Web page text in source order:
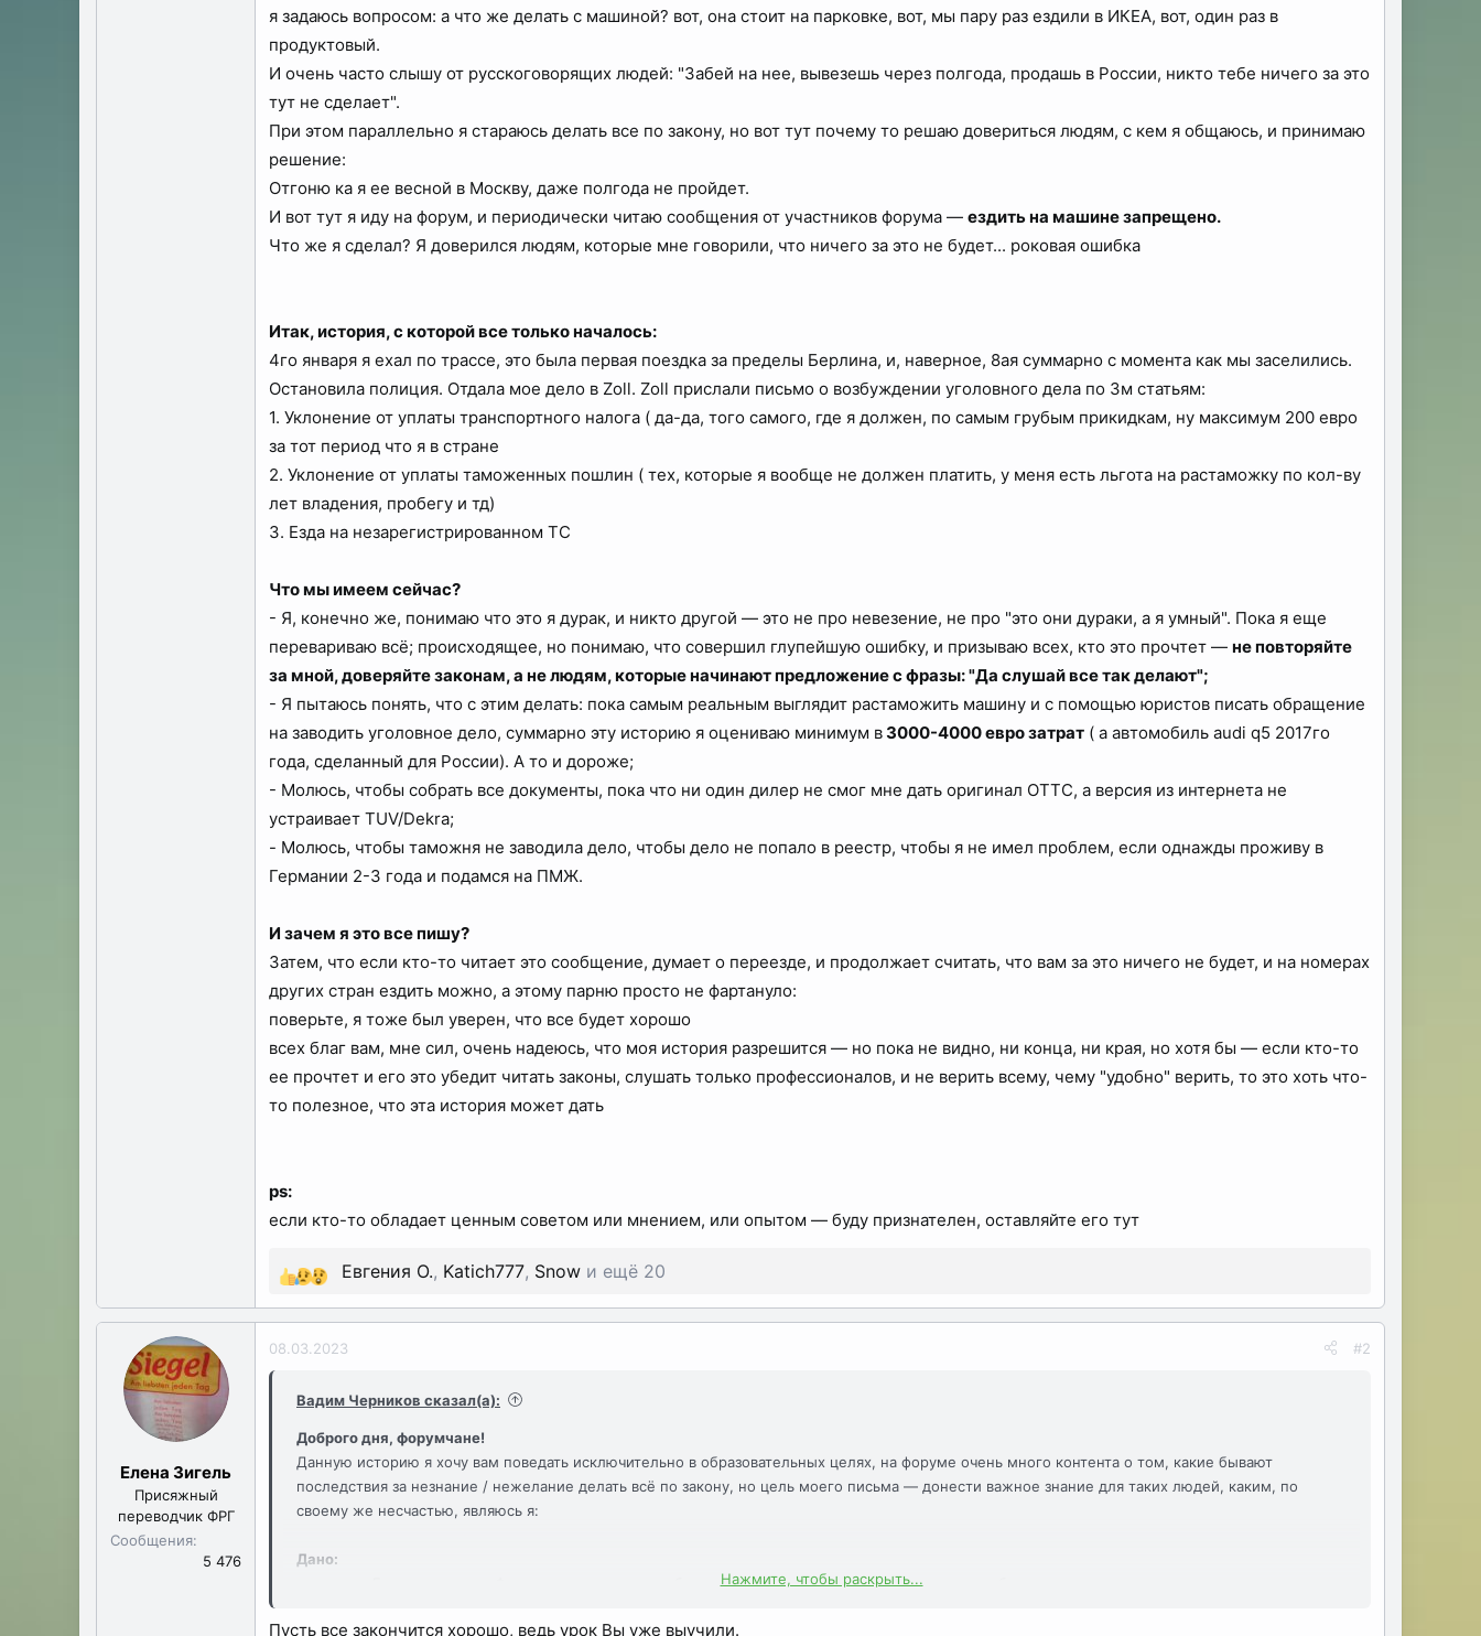
я задаюсь вопросом: а что же делать с машиной? вот, она стоит на парковке, вот, мы пару раз ездили в ИКЕА, вот, один раз в
продуктовый.
И очень часто слышу от русскоговорящих людей: "Забей на нее, вывезешь через полгода, продашь в России, никто тебе ничего за это
тут не сделает".
При этом параллельно я стараюсь делать все по закону, но вот тут почему то решаю довериться людям, с кем я общаюсь, и принимаю
решение:
Отгоню ка я ее весной в Москву, даже полгода не пройдет.
И вот тут я иду на форум, и периодически читаю сообщения от участников форума — ездить на машине запрещено.
Что же я сделал? Я доверился людям, которые мне говорили, что ничего за это не будет... роковая ошибка
Итак, история, с которой все только началось:
4го января я ехал по трассе, это была первая поездка за пределы Берлина, и, наверное, 8ая суммарно с момента как мы заселились.
Остановила полиция. Отдала мое дело в Zoll. Zoll прислали письмо о возбуждении уголовного дела по 3м статьям:
1. Уклонение от уплаты транспортного налога ( да-да, того самого, где я должен, по самым грубым прикидкам, ну максимум 200 евро
за тот период что я в стране
2. Уклонение от уплаты таможенных пошлин ( тех, которые я вообще не должен платить, у меня есть льгота на растаможку по кол-ву
лет владения, пробегу и тд)
3. Езда на незарегистрированном ТС
Что мы имеем сейчас?
- Я, конечно же, понимаю что это я дурак, и никто другой — это не про невезение, не про "это они дураки, а я умный". Пока я еще
перевариваю всё; происходящее, но понимаю, что совершил глупейшую ошибку, и призываю всех, кто это прочтет — не повторяйте
за мной, доверяйте законам, а не людям, которые начинают предложение с фразы: "Да слушай все так делают";
- Я пытаюсь понять, что с этим делать: пока самым реальным выглядит растаможить машину и с помощью юристов писать обращение
на заводить уголовное дело, суммарно эту историю я оцениваю минимум в 3000-4000 евро затрат ( а автомобиль audi q5 2017го
года, сделанный для России). А то и дороже;
- Молюсь, чтобы собрать все документы, пока что ни один дилер не смог мне дать оригинал ОТТС, а версия из интернета не
устраивает TUV/Dekra;
- Молюсь, чтобы таможня не заводила дело, чтобы дело не попало в реестр, чтобы я не имел проблем, если однажды проживу в
Германии 2-3 года и подамся на ПМЖ.
И зачем я это все пишу?
Затем, что если кто-то читает это сообщение, думает о переезде, и продолжает считать, что вам за это ничего не будет, и на номерах
других стран ездить можно, а этому парню просто не фартануло:
поверьте, я тоже был уверен, что все будет хорошо
всех благ вам, мне сил, очень надеюсь, что моя история разрешится — но пока не видно, ни конца, ни края, но хотя бы — если кто-то
ее прочтет и его это убедит читать законы, слушать только профессионалов, и не верить всему, чему "удобно" верить, то это хоть что-
то полезное, что эта история может дать
ps:
если кто-то обладает ценным советом или мнением, или опытом — буду признателен, оставляйте его тут
Р
е
Евгения О., Katich777, Snow и ещё 20
Елена Зигель
Присяжный
переводчик ФРГ
Сообщения
5 476
08.03.2023 #2
Вадим Черников сказал(а):
Доброго дня, форумчане!
Данную историю я хочу вам поведать исключительно в образовательных целях, на форуме очень много контента о том, какие бывают
последствия за незнание / нежелание делать всё по закону, но цель моего письма — донести важное знание для таких людей, каким, по
своему же несчастью, являюсь я:
Дано:
переезд в Германию через Финляндию в момент мобилизации, есть контракт на настояющую работу, туристическая визу, и в целом
плакала моя возможность счастливого европейского будущего, и принято решение отправляться в путь.
Нажмите, чтобы раскрыть...
Пусть все закончится хорошо, ведь урок Вы уже выучили.